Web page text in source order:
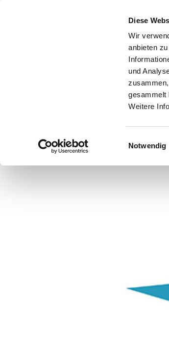
Diese
Wir
anbieten
und
gesammelt
Weitere
Notwendig
Bürgerservice
Stellenausschreibung